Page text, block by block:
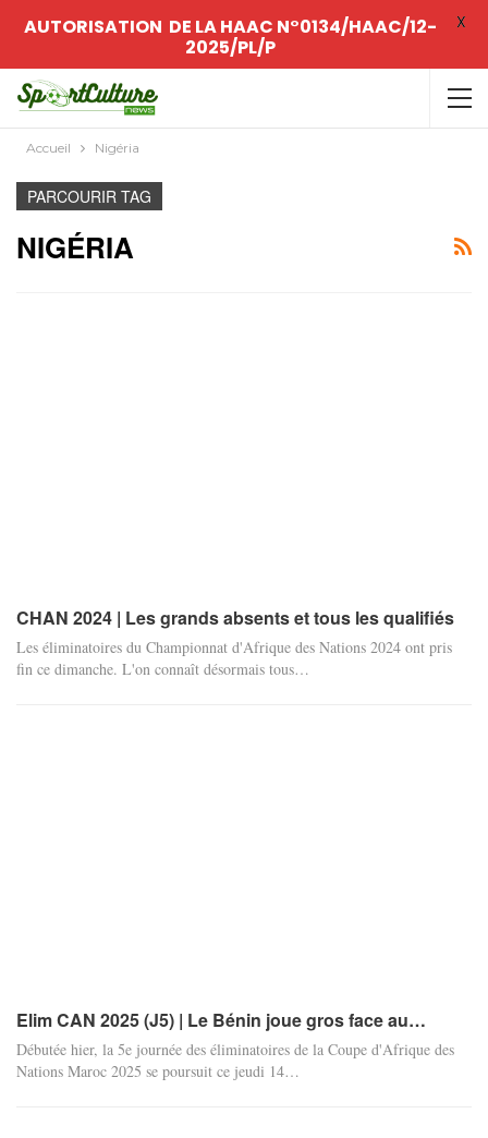
Accueil Nigéria
PARCOURIR TAG
NIGÉRIA
CHAN 2024 | Les grands absents et tous les qualifiés
Les éliminatoires du Championnat d'Afrique des Nations 2024 ont pris
fin ce dimanche. L'on connaît désormais tous…
Elim CAN 2025 (J5) | Le Bénin joue gros face au…
Débutée hier, la 5e journée des éliminatoires de la Coupe d'Afrique des
Nations Maroc 2025 se poursuit ce jeudi 14…
AUTORISATION DE LA HAAC N°0134/HAAC/12-
2025/PL/P
X